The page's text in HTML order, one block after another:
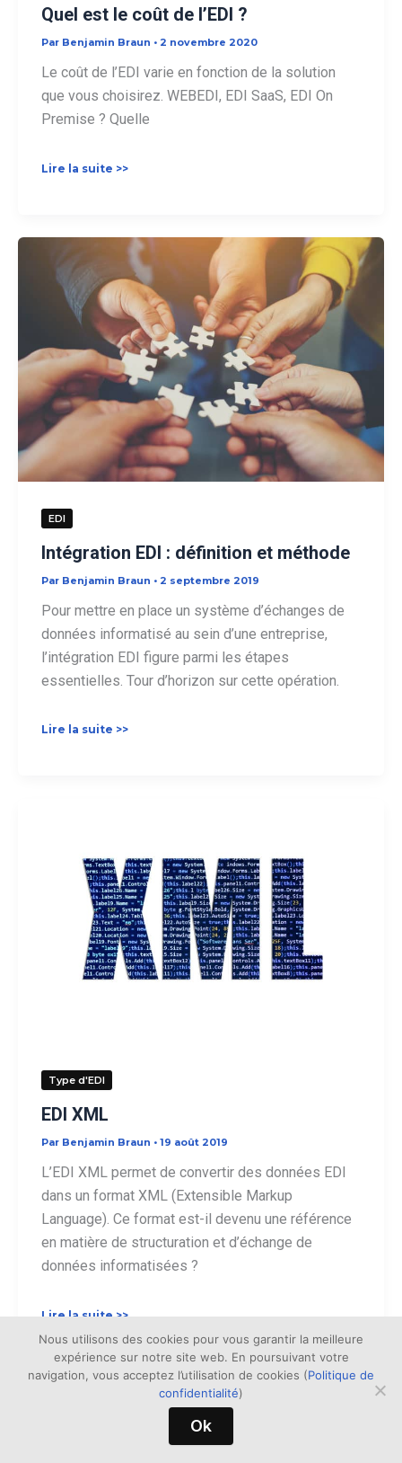
Quel est le coût de l’EDI ?
Par Benjamin Braun • 2 novembre 2020
Le coût de l’EDI varie en fonction de la solution
que vous choisirez. WEBEDI, EDI SaaS, EDI On
Premise ? Quelle
Quel
de
Lire la suite >>
EDI
Intégration EDI : définition et méthode
Par Benjamin Braun • 2 septembre 2019
Pour mettre en place un système d’échanges de
données informatisé au sein d’une entreprise,
l’intégration EDI figure parmi les étapes
essentielles. Tour d’horizon sur cette opération.
Intégration
Lire la suite >>
Type d'EDI
EDI XML
Par Benjamin Braun • 19 août 2019
L’EDI XML permet de convertir des données EDI
dans un format XML (Extensible Markup
Language). Ce format est-il devenu une référence
en matière de structuration et d’échange de
données informatisées ?
EDI
Lire la suite >>
Nous utilisons des cookies pour vous garantir la meilleure
expérience sur notre site web. En poursuivant votre
navigation, vous acceptez l’utilisation de cookies (Politique de
confidentialité)
Ok